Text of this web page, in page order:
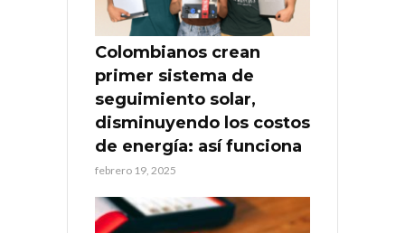
Colombianos crean
primer sistema de
seguimiento solar,
disminuyendo los costos
de energía: así funciona
febrero 19, 2025